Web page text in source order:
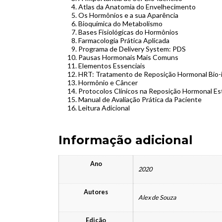
Atlas da Anatomia do Envelhecimento
Os Hormônios e a sua Aparência
Bioquímica do Metabolismo
Bases Fisiológicas do Hormônios
Farmacologia Prática Aplicada
Programa de Delivery System: PDS
Pausas Hormonais Mais Comuns
Elementos Essenciais
HRT: Tratamento de Reposição Hormonal
Hormônio e Câncer
Protocolos Clínicos na Reposição Hormonal
Manual de Avaliação Prática da Paciente
Leitura Adicional
Informação adicional
Ano
2020
Autores
Alex de Souza
Edição